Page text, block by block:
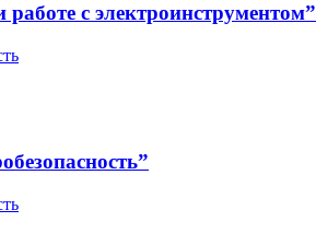
с электроинструментом”